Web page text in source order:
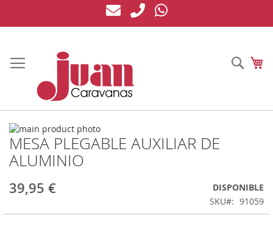
contenido
MESA PLEGABLE AUXILIAR DE
ALUMINIO
39,95 €
DISPONIBLE
SKU
91059
Saltar
al
final
de
galería
imágenes
Saltar
al
comienzo
la
de